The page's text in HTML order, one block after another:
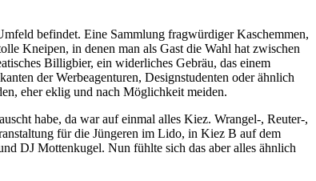
befindet. Eine Sammlung fragwürdiger Kaschemmen,
Kneipen, in denen man als Gast die Wahl hat zwischen
Billigbier, ein widerliches Gebräu, das einem
der Werbeagenturen, Designstudenten oder ähnlich
eher eklig und nach Möglichkeit meiden.
habe, da war auf einmal alles Kiez. Wrangel-, Reuter-,
für die Jüngeren im Lido, in Kiez B auf dem
DJ Mottenkugel. Nun fühlte sich das aber alles ähnlich